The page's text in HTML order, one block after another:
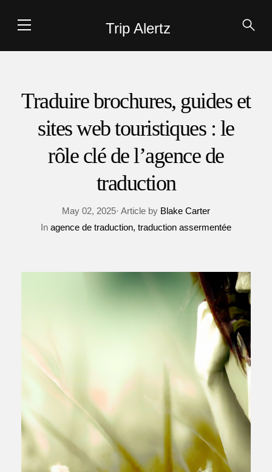
Trip Alertz
Traduire brochures, guides et
sites web touristiques : le
rôle clé de l’agence de
traduction
May 02, 2025· Article by Blake Carter
In agence de traduction traduction assermentée